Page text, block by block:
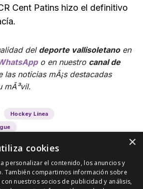
Cent Patins hizo el definitivo
del deporte vallisoletanoen
o en nuestro canal de
noticias mÃ¡s destacadas
mÃ³vil.
Hockey Línea
×
cookies
personalizar el contenido, los anuncios y
También compartimos información sobre
nuestros socios de publicidad y análisis,